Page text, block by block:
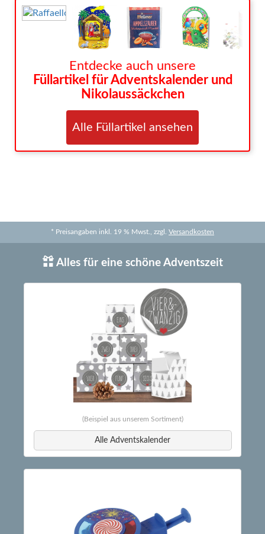
Entdecke auch unsere
Füllartikel für Adventskalender und
Nikolaussäckchen
Alle Füllartikel ansehen
* Preisangaben inkl. 19 % Mwst., zzgl. Versandkosten
Alles für eine schöne Adventszeit
(Beispiel aus unserem Sortiment)
Alle Adventskalender